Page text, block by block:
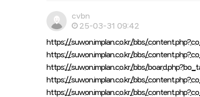
cvbn
25-03-31 09:42
https://suwon.implan.co.kr/bbs/
https://suwon.implan.co.kr/bbs/
https://suwon.implan.co.kr/bbs/
https://suwon.implan.co.kr/bbs/
https://suwon.implan.co.kr/bbs/